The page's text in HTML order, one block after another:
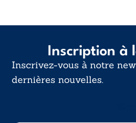
Inscription à
Inscrivez-vous à notre
dernières nouvelles.